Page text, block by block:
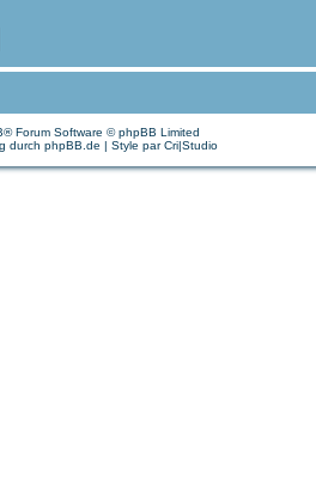
® Forum Software © phpBB Limited
durch phpBB.de | Style parCri|Studio